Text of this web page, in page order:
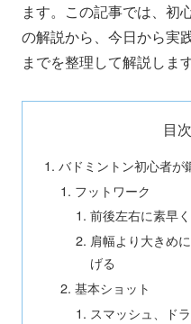
ます。この記事では、初
の解説から、今日から実
までを整理して解説します
目次
バドミントン初心者が
フットワーク
前後左右に素早
肩幅より大きめ
げる
基本ショット
スマッシュ、ド